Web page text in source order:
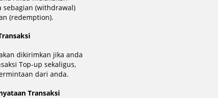
sebagian (withdrawal)
(redemption).
dikirimkan jika anda
Top-up sekaligus,
dari anda.
Transaksi